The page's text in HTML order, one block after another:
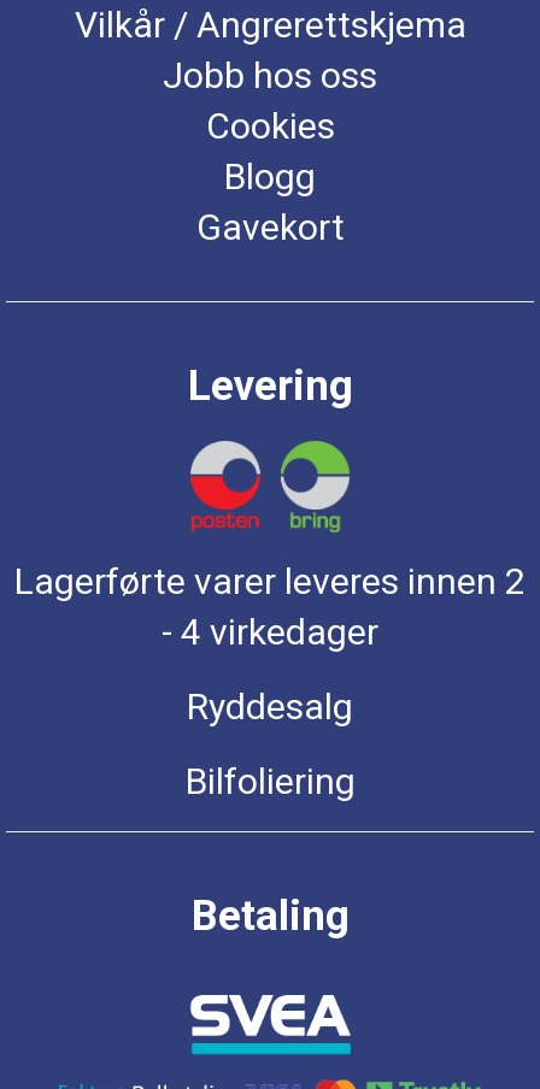
Vilkår / Angrerettskjema
Jobb hos oss
Cookies
Blogg
Gavekort
Levering
Lagerførte varer leveres innen 2
- 4 virkedager
Ryddesalg
Bilfoliering
Betaling